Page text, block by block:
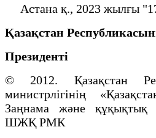
Астана қ., 2023 жылғы
Қазақстан
Президенті
© 2012. Қазақстан
министрлігінің
Заңнама және құқықтық
ШЖҚ РМК